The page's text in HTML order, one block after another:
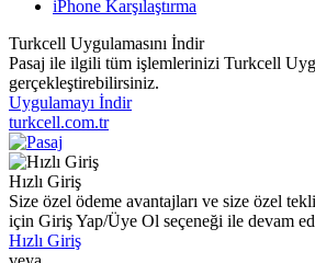
iPhone Karşılaştırma
Turkcell Uygulamasını İndir
Pasaj ile ilgili tüm işlemlerinizi Turkcell
gerçekleştirebilirsiniz.
Uygulamayı İndir
turkcell.com.tr
Hızlı Giriş
Size özel ödeme avantajları ve size özel
için Giriş Yap/Üye Ol seçeneği ile devam
Hızlı Giriş